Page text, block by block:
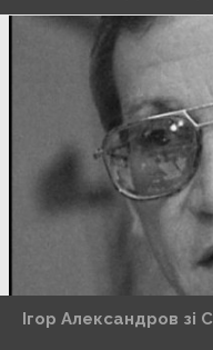
Ігор Александров зі